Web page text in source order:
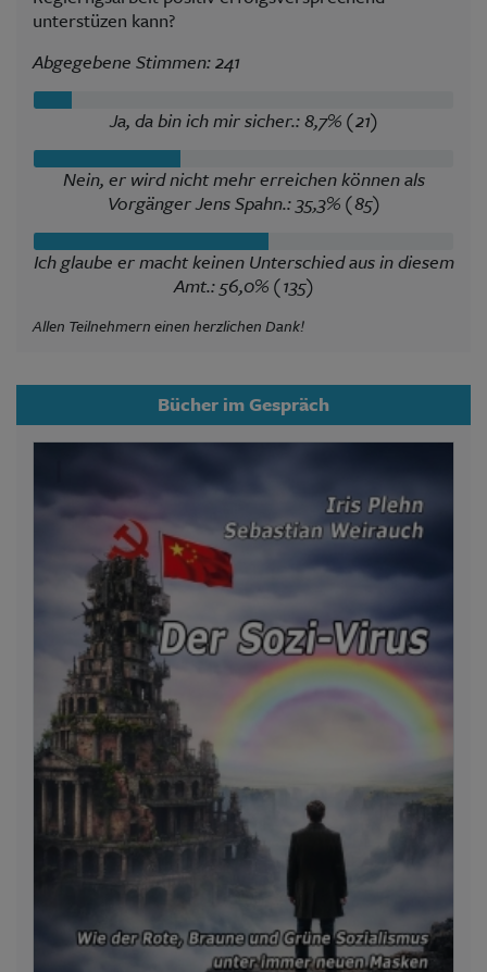
unterstüzen kann?
Abgegebene Stimmen: 241
Ja, da bin ich mir sicher.: 8,7% (21)
Nein, er wird nicht mehr erreichen können als
Vorgänger Jens Spahn.: 35,3% (85)
Ich glaube er macht keinen Unterschied aus in diesem
Amt.: 56,0% (135)
Allen Teilnehmern einen herzlichen Dank!
Bücher im Gespräch